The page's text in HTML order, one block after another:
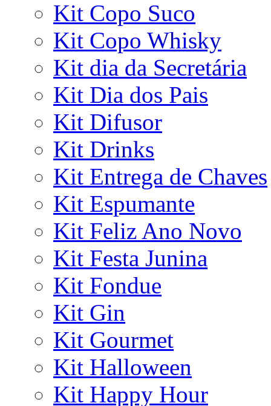
Kit Copo Suco
Kit Copo Whisky
Kit dia da Secretária
Kit Dia dos Pais
Kit Difusor
Kit Drinks
Kit Entrega de Chaves
Kit Espumante
Kit Feliz Ano Novo
Kit Festa Junina
Kit Fondue
Kit Gin
Kit Gourmet
Kit Halloween
Kit Happy Hour